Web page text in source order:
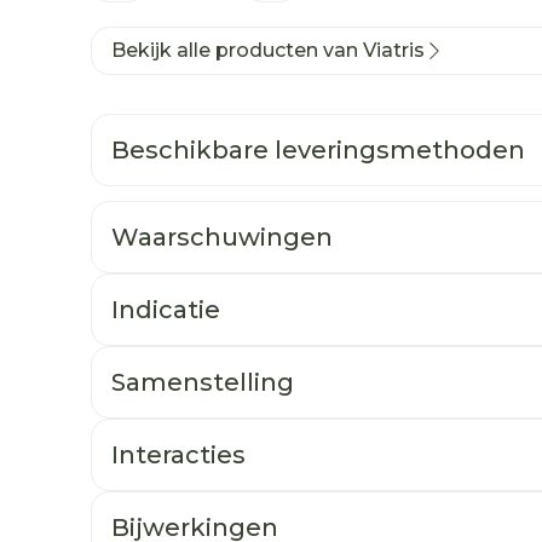
Bekijk alle producten van Viatris
Beschikbare leveringsmethoden
Waarschuwingen
Indicatie
Samenstelling
Interacties
Bijwerkingen